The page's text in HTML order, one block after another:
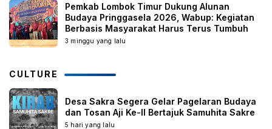
Pemkab Lombok Timur Dukung Alunan
Budaya Pringgasela 2026, Wabup: Kegiatan
Berbasis Masyarakat Harus Terus Tumbuh
3 minggu yang lalu
CULTURE
Desa Sakra Segera Gelar Pagelaran Budaya
dan Tosan Aji Ke-II Bertajuk Samuhita Sakre
5 hari yang lalu